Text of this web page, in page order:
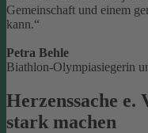
Gemeinschaft und einem
kann.“
Petra Behle
Biathlon-Olympiasiegerin
Herzenssache e.
stark machen